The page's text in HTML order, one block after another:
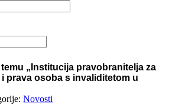
„Institucija pravobranitelja za
prava osoba s invaliditetom u
Novosti